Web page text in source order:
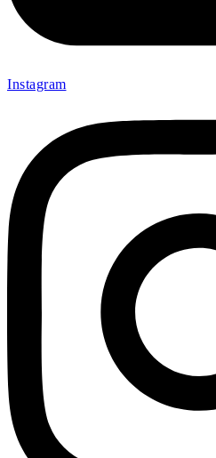
Instagram